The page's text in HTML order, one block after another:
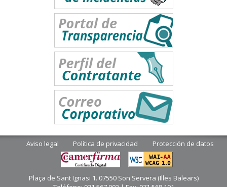
Aviso legal Política de privacidad Protección de datos
Plaça de Sant Ignasi 1. 07550 Son Servera (Illes Balears)